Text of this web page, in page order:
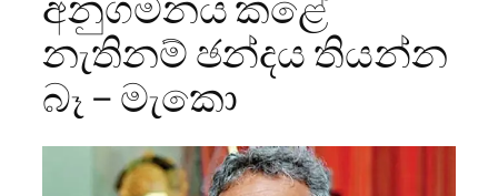
නැතිනම් ඡන්දය තියන්න
බෑ – මැකො